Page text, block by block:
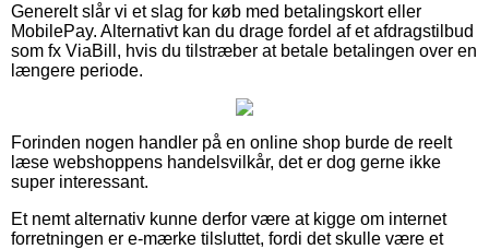
Generelt slår vi et slag for køb med betalingskort eller
MobilePay. Alternativt kan du drage fordel af et afdragstilbud
som fx ViaBill, hvis du tilstræber at betale betalingen over en
længere periode.
Forinden nogen handler på en online shop burde de reelt
læse webshoppens handelsvilkår, det er dog gerne ikke
super interessant.
Et nemt alternativ kunne derfor være at kigge om internet
forretningen er e-mærke tilsluttet, fordi det skulle være et